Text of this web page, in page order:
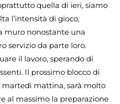
quella di ieri, siamo
l’intensità di gioco,
muro nonostante una
servizio da parte loro.
il lavoro, sperando di
Il prossimo blocco di
mattina, sarà molto
al massimo la preparazione